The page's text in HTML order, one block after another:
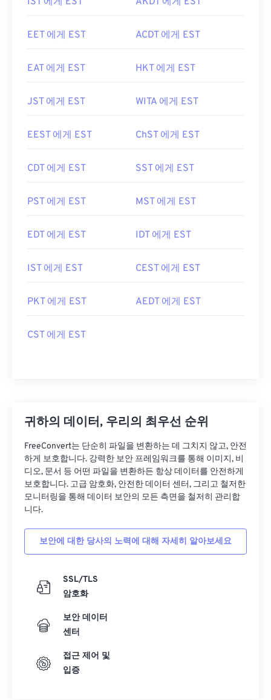
EET 에게 EST ACDT 에게 EST
EAT 에게 EST HKT 에게 EST
JST 에게 EST WITA 에게 EST
EEST 에게 EST ChST 에게 EST
CDT 에게 EST SST 에게 EST
PST 에게 EST MST 에게 EST
EDT 에게 EST IDT 에게 EST
IST 에게 EST CEST 에게 EST
PKT 에게 EST AEDT 에게 EST
CST 에게 EST
귀하의 데이터, 우리의 최우선 순위
FreeConvert는 단순히 파일을 변환하는 데 그치지 않고, 안전
하게 보호합니다. 강력한 보안 프레임워크를 통해 이미지, 비
디오, 문서 등 어떤 파일을 변환하든 항상 데이터를 안전하게
보호합니다. 고급 암호화, 안전한 데이터 센터, 그리고 철저한
모니터링을 통해 데이터 보안의 모든 측면을 철저히 관리합
니다.
보안에 대한 당사의 노력에 대해 자세히 알아보세요
SSL/TLS
암호화
보안 데이터
센터
접근 제어 및
입증